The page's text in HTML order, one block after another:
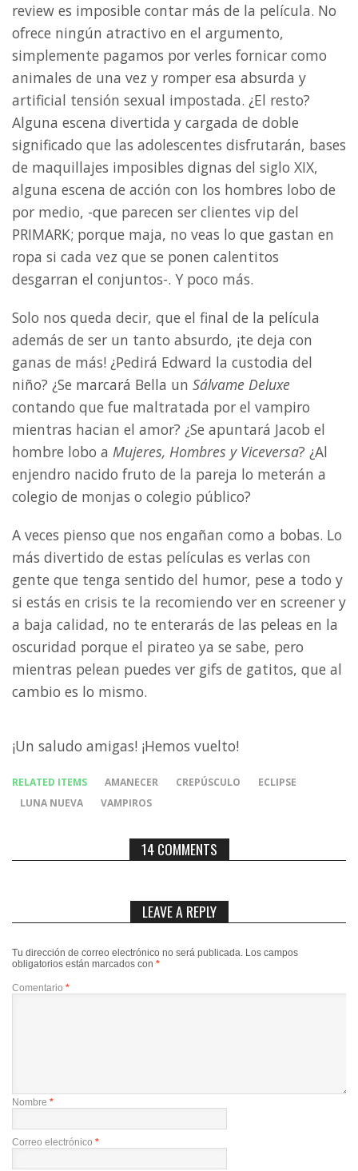
review es imposible contar más de la película. No
ofrece ningún atractivo en el argumento,
simplemente pagamos por verles fornicar como
animales de una vez y romper esa absurda y
artificial tensión sexual impostada. ¿El resto?
Alguna escena divertida y cargada de doble
significado que las adolescentes disfrutarán, bases
de maquillajes imposibles dignas del siglo XIX,
alguna escena de acción con los hombres lobo de
por medio, -que parecen ser clientes vip del
PRIMARK; porque maja, no veas lo que gastan en
ropa si cada vez que se ponen calentitos
desgarran el conjuntos-. Y poco más.
Solo nos queda decir, que el final de la película
además de ser un tanto absurdo, ¡te deja con
ganas de más! ¿Pedirá Edward la custodia del
niño? ¿Se marcará Bella un Sálvame Deluxe
contando que fue maltratada por el vampiro
mientras hacian el amor? ¿Se apuntará Jacob el
hombre lobo a Mujeres, Hombres y Viceversa? ¿Al
enjendro nacido fruto de la pareja lo meterán a
colegio de monjas o colegio público?
A veces pienso que nos engañan como a bobas. Lo
más divertido de estas películas es verlas con
gente que tenga sentido del humor, pese a todo y
si estás en crisis te la recomiendo ver en screener y
a baja calidad, no te enterarás de las peleas en la
oscuridad porque el pirateo ya se sabe, pero
mientras pelean puedes ver gifs de gatitos, que al
cambio es lo mismo.
¡Un saludo amigas! ¡Hemos vuelto!
RELATED ITEMS AMANECER CREPÚSCULO
ECLIPSE
LUNA NUEVA
VAMPIROS
14 COMMENTS
LEAVE A REPLY
Tu dirección de correo electrónico no será publicada. Los campos
obligatorios están marcados con *
Comentario *
Nombre *
Correo electrónico *